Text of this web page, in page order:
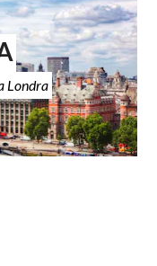
Londra